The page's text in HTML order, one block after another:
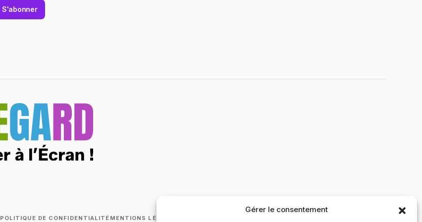
Gérer le consentement
S'abonner
POLITIQUE DE CONFIDENTIALITÉ MENTIONS LÉGALES